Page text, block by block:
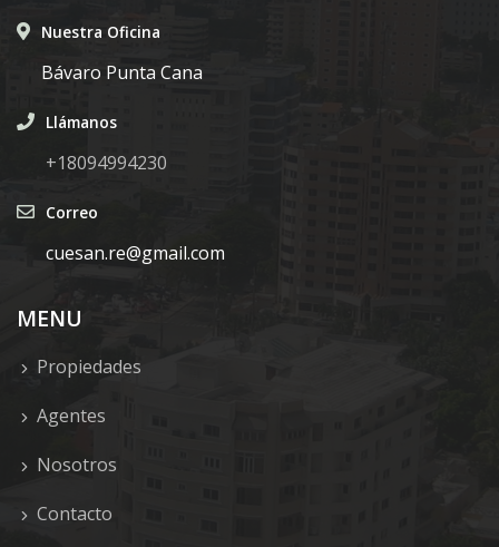
Nuestra Oficina
Bávaro Punta Cana
Llámanos
+18094994230
Correo
cuesan.re@gmail.com
MENU
Propiedades
Agentes
Nosotros
Contacto